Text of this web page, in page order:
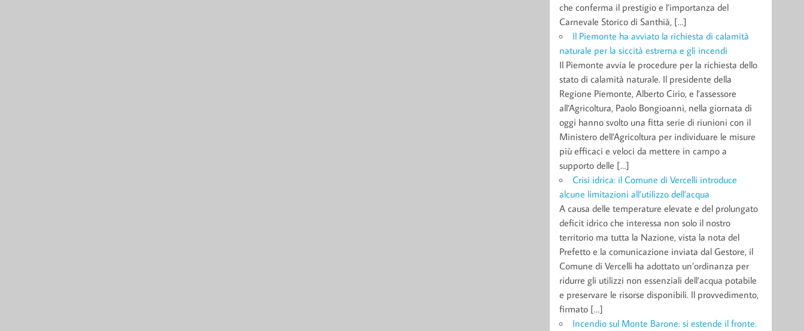
che conferma il prestigio e l’importanza del
Carnevale Storico di Santhià, […]
Il Piemonte ha avviato la richiesta di calamità
naturale per la siccità estrema e gli incendi
Il Piemonte avvia le procedure per la richiesta dello
stato di calamità naturale. Il presidente della
Regione Piemonte, Alberto Cirio, e l’assessore
all’Agricoltura, Paolo Bongioanni, nella giornata di
oggi hanno svolto una fitta serie di riunioni con il
Ministero dell’Agricoltura per individuare le misure
più efficaci e veloci da mettere in campo a
supporto delle […]
Crisi idrica: il Comune di Vercelli introduce
alcune limitazioni all’utilizzo dell’acqua
A causa delle temperature elevate e del prolungato
deficit idrico che interessa non solo il nostro
territorio ma tutta la Nazione, vista la nota del
Prefetto e la comunicazione inviata dal Gestore, il
Comune di Vercelli ha adottato un’ordinanza per
ridurre gli utilizzi non essenziali dell’acqua potabile
e preservare le risorse disponibili. Il provvedimento,
firmato […]
Incendio sul Monte Barone: si estende il fronte.